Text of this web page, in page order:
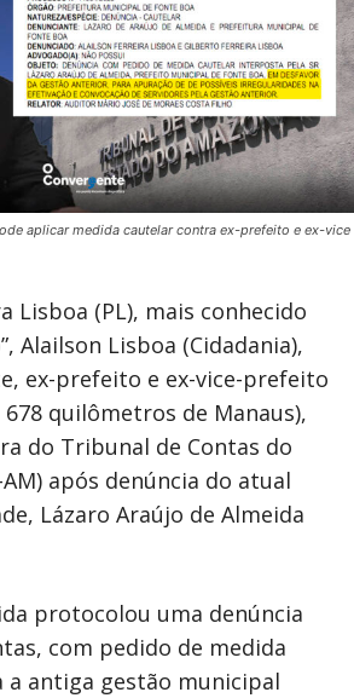
aplicar medida cautelar contra ex-prefeito e ex-vice
Lisboa (PL), mais conhecido
Alailson Lisboa (Cidadania),
ex-prefeito e ex-vice-prefeito
quilômetros de Manaus),
do Tribunal de Contas do
AM) após denúncia do atual
Lázaro Araújo de Almeida
protocolou uma denúncia
com pedido de medida
a antiga gestão municipal